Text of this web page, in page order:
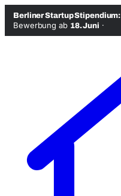
Berliner Startup Stipendium:
Bewerbung ab 18. Juni ·